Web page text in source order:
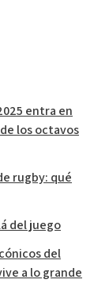
entra en
los octavos
rugby: qué
del juego
del
a lo grande